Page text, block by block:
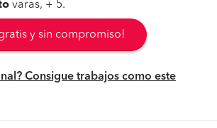
varas, + 5.
y sin compromiso!
Consigue trabajos como este